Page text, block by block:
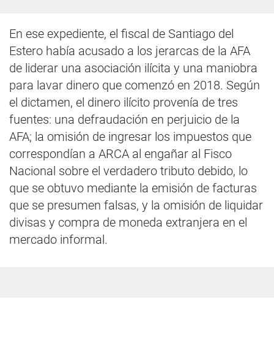
En ese expediente, el fiscal de Santiago del
Estero había acusado a los jerarcas de la AFA
de liderar una asociación ilícita y una maniobra
para lavar dinero que comenzó en 2018. Según
el dictamen, el dinero ilícito provenía de tres
fuentes: una defraudación en perjuicio de la
AFA; la omisión de ingresar los impuestos que
correspondían a ARCA al engañar al Fisco
Nacional sobre el verdadero tributo debido, lo
que se obtuvo mediante la emisión de facturas
que se presumen falsas, y la omisión de liquidar
divisas y compra de moneda extranjera en el
mercado informal.